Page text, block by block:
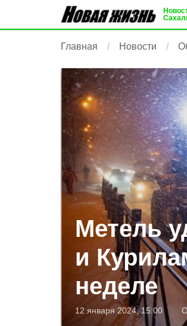
Главная Новости
Метель
и
неделе
12 января 2024, 15:00